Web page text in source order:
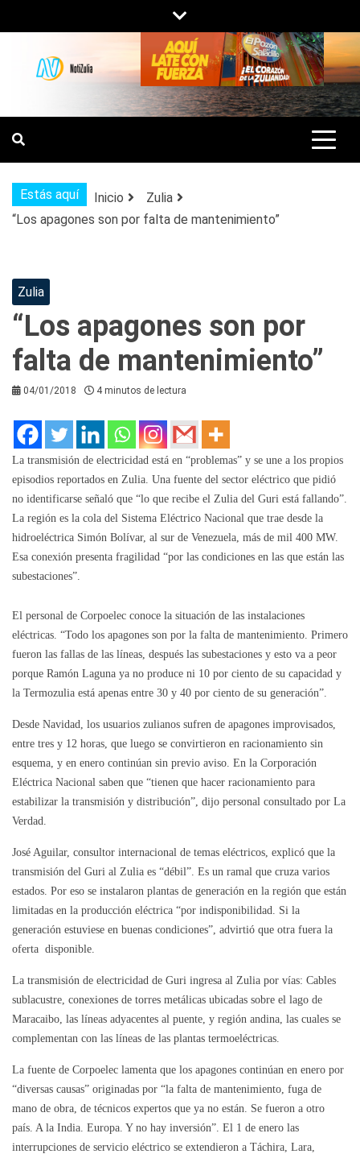
al
contenido
NOTIZULIA
NOTICIAS DEL ZULIA, VENEZUELA Y
DE INTERÉS GENERAL.
Estás aquí Inicio
Zulia
“Los apagones son por falta de mantenimiento”
Zulia
“Los apagones son por
falta de mantenimiento”
04/01/2018 4 minutos de lectura
La transmisión de electricidad está en “problemas” y se une a los propios
episodios reportados en Zulia. Una fuente del sector eléctrico que pidió
no identificarse señaló que “lo que recibe el Zulia del Guri está fallando”.
La región es la cola del Sistema Eléctrico Nacional que trae desde la
hidroeléctrica Simón Bolívar, al sur de Venezuela, más de mil 400 MW.
Esa conexión presenta fragilidad “por las condiciones en las que están las
subestaciones”.
El personal de Corpoelec conoce la situación de las instalaciones
eléctricas. “Todo los apagones son por la falta de mantenimiento. Primero
fueron las fallas de las líneas, después las subestaciones y esto va a peor
porque Ramón Laguna ya no produce ni 10 por ciento de su capacidad y
la Termozulia está apenas entre 30 y 40 por ciento de su generación”.
Desde Navidad, los usuarios zulianos sufren de apagones improvisados,
entre tres y 12 horas, que luego se convirtieron en racionamiento sin
esquema, y en enero continúan sin previo aviso. En la Corporación
Eléctrica Nacional saben que “tienen que hacer racionamiento para
estabilizar la transmisión y distribución”, dijo personal consultado por La
Verdad.
José Aguilar, consultor internacional de temas eléctricos, explicó que la
transmisión del Guri al Zulia es “débil”. Es un ramal que cruza varios
estados. Por eso se instalaron plantas de generación en la región que están
limitadas en la producción eléctrica “por indisponibilidad. Si la
generación estuviese en buenas condiciones”, advirtió que otra fuera la
oferta disponible.
La transmisión de electricidad de Guri ingresa al Zulia por vías: Cables
sublacustre, conexiones de torres metálicas ubicadas sobre el lago de
Maracaibo, las líneas adyacentes al puente, y región andina, las cuales se
complementan con las líneas de las plantas termoeléctricas.
La fuente de Corpoelec lamenta que los apagones continúan en enero por
“diversas causas” originadas por “la falta de mantenimiento, fuga de
mano de obra, de técnicos expertos que ya no están. Se fueron a otro
país. A la India. Europa. Y no hay inversión”. El 1 de enero las
interrupciones de servicio eléctrico se extendieron a Táchira, Lara,